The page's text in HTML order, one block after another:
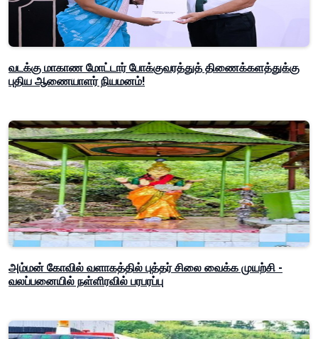
வடக்கு மாகாண மோட்டார் போக்குவரத்துத் திணைக்களத்துக்கு
புதிய ஆணையாளர் நியமனம்!
அம்மன் கோவில் வளாகத்தில் புத்தர் சிலை வைக்க முயற்சி -
வலப்பனையில் நள்ளிரவில் பரபரப்பு